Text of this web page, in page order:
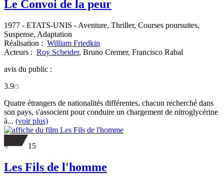
Le Convoi de la peur
1977 - ETATS-UNIS - Aventure, Thriller, Courses poursuites,
Suspense, Adaptation
Réalisation : William Friedkin
Acteurs : Roy Scheider, Bruno Cremer, Francisco Rabal
avis du public :
3.9/5
Quatre étrangers de nationalités différentes, chacun recherché dans
son pays, s'associent pour conduire un chargement de nitroglycérine
à... (voir plus)
15
Les Fils de l'homme